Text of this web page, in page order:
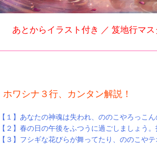
あとからイラスト付き ／ 笈地行マ
ワシナ３行、カンタン解説！
】あなたの神魂は失われ、ののこやろっこん
】春の日の午後をふつうに過ごしましょう。
】フシギな花びらが舞ってたり、ののこやテ